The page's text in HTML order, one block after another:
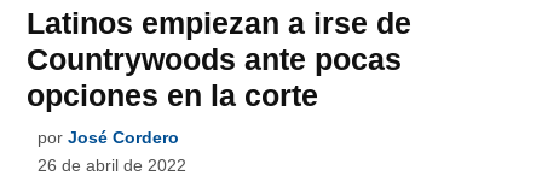
Latinos empiezan a irse de
Countrywoods ante pocas
opciones en la corte
por José Cordero
26 de abril de 2022